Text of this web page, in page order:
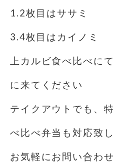
1.2枚目はササミ
3.4枚目はカイノミ
上カルビ食べ比べに
に来てください
テイクアウトでも、
べ比べ弁当も対応致し
お気軽にお問い合わ